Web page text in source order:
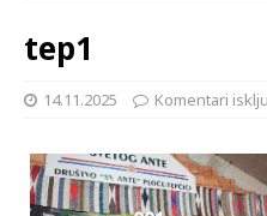
tep1